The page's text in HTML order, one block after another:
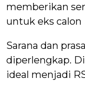
memberikan
untuk eks calon
Sarana dan
diperlengkap.
ideal menjadi